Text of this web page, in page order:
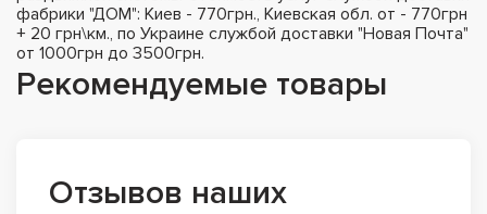
фабрики "ДОМ": Киев - 770грн., Киевская обл. от - 770грн
+ 20 грн\км., по Украине службой доставки "Новая Почта"
от 1000грн до 3500грн.
Рекомендуемые товары
Отзывов наших